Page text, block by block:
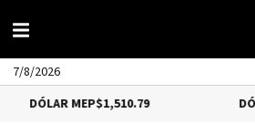
7/8/2026
MEP$1,510.79